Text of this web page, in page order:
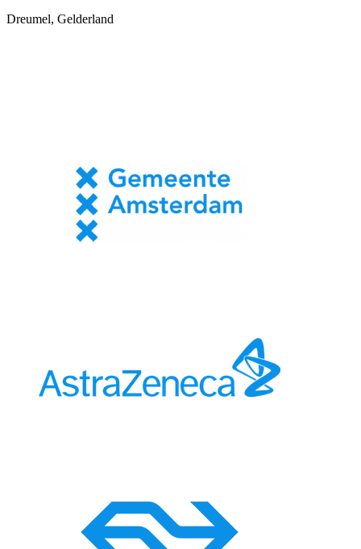
Dreumel, Gelderland